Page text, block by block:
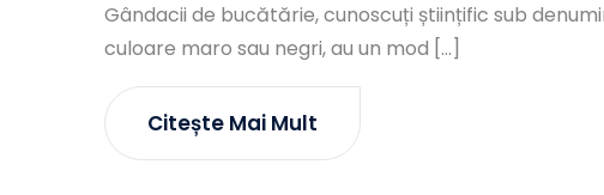
Gândacii de bucătărie, cunoscuți științific sub
culoare maro sau negri, au un mod […]
Citește Mai Mult